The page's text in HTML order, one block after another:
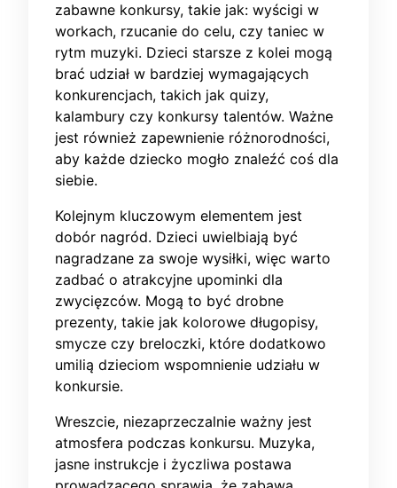
zabawne konkursy, takie jak: wyścigi w
workach, rzucanie do celu, czy taniec w
rytm muzyki. Dzieci starsze z kolei mogą
brać udział w bardziej wymagających
konkurencjach, takich jak quizy,
kalambury czy konkursy talentów. Ważne
jest również zapewnienie różnorodności,
aby każde dziecko mogło znaleźć coś dla
siebie.
Kolejnym kluczowym elementem jest
dobór nagród. Dzieci uwielbiają być
nagradzane za swoje wysiłki, więc warto
zadbać o atrakcyjne upominki dla
zwycięzców. Mogą to być drobne
prezenty, takie jak kolorowe długopisy,
smycze czy breloczki, które dodatkowo
umilią dzieciom wspomnienie udziału w
konkursie.
Wreszcie, niezaprzeczalnie ważny jest
atmosfera podczas konkursu. Muzyka,
jasne instrukcje i życzliwa postawa